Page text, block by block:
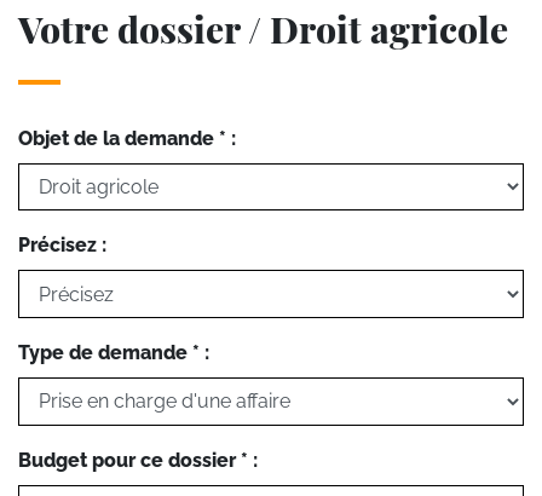
Votre dossier / Droit agricole
Objet de la demande * :
Précisez :
Type de demande * :
Budget pour ce dossier * :